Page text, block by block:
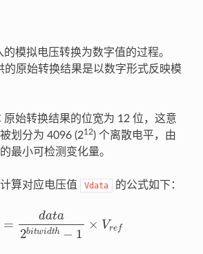
模拟电压转换为数字值的过程。
的原始转换结果是以数字形式反映模
原始转换结果的位宽为 12 位，这意
划分为 4096 (212) 个离散电平，由
最小可检测变化量。
计算对应电压值 Vdata 的公式如下：
bitwi